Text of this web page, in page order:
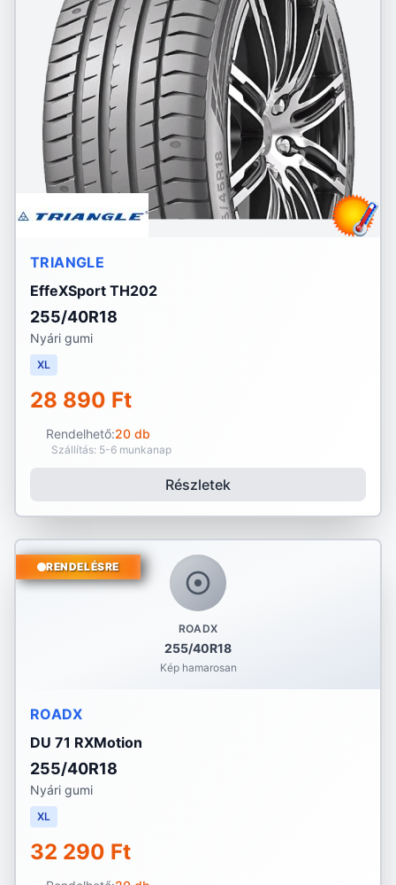
TRIANGLE
EffeXSport TH202
255/40R18
Nyári gumi
XL
28 890 Ft
Rendelhető:20 db
Szállítás: 5-6 munkanap
Részletek
ROADX
255/40R18
Kép hamarosan
RENDELÉSRE
ROADX
DU 71 RXMotion
255/40R18
Nyári gumi
XL
32 290 Ft